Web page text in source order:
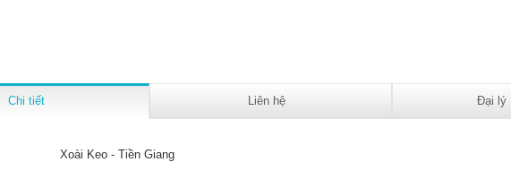
Chi tiết Liên hệ Đại lý
Xoài Keo - Tiền Giang